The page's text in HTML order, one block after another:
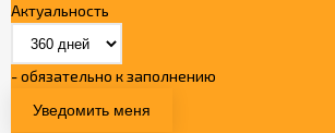
Актуальность
- обязательно к заполнению